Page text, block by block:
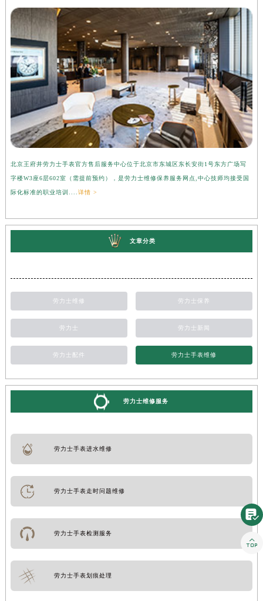
北京王府井劳力士手表官方售后服务中心位于北京市东城区东长安街1号东方广场写
字楼W3座6层602室（需提前预约），是劳力士维修保养服务网点,中心技师均接受国
际化标准的职业培训.... 详情 >
文章分类
劳力士维修 劳力士保养
劳力士 劳力士新闻
劳力士配件 劳力士手表维修
劳力士维修服务
劳力士手表进水维修
劳力士手表走时问题维修
劳力士手表检测服务
劳力士手表划痕处理

